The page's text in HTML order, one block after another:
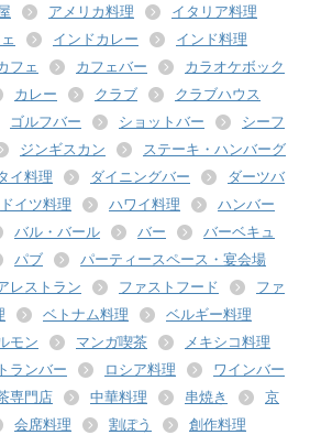
アメリカ料理
イタリア料理
インドカレー
インド料理
フェ カフェバー
カラオケボック
カレー クラブ
クラブハウス
ゴルフバー ショットバー
シーフ
ジンギスカン
ステーキ・ハンバーグ
イ料理 ダイニングバー
ダーツバ
ドイツ料理 ハワイ料理
ハンバー
バル・バール バー
バーベキュ
パブ
パーティースペース・宴会場
レストラン ファストフード
ファ
ベトナム料理
ベルギー料理
モン マンガ喫茶
メキシコ料理
ランバー ロシア料理
ワインバー
専門店 中華料理 串焼き
京
会席料理 割ぽう
創作料理